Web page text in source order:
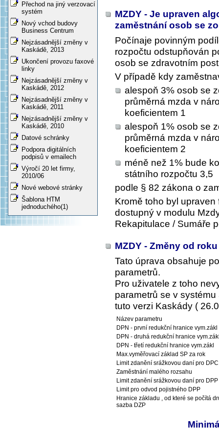
Přechod na jiný verzovací
systém
Nový vchod budovy
Business Centrum
Nejzásadnější změny v
Kaskádě, 2013
Ukončení provozu faxové
linky
Nejzásadnější změny v
Kaskádě, 2012
Nejzásadnější změny v
Kaskádě, 2011
Nejzásadnější změny v
Kaskádě, 2010
Datové schránky
Podpora digitálních
podpisů v emailech
Výročí 20 let firmy,
2010/06
Nové webové stránky
Šablona HTM
jednoduchého(1)
MZDY - Je upraven
zaměstnání osob se
Počínaje povinným
rozpočtu odstupňován
osob se zdravotním
V případě kdy
alespoň 3% osob se
průměrná mzda v
koeficientem 1
alespoň 1% osob se
průměrná mzda v
koeficientem 2
méně než 1% bude
státního rozpočtu 3,5
podle § 82 zákona o
Kromě toho byl
dostupný v modulu
Rekapitulace / Sumáře
MZDY - Změny od
Tato úprava obsahuje
parametrů.
Pro uživatele z toho
parametrů se v
tuto verzi Kaskády (
Název parametru
DPN - první redukční hranice vym.zákl
DPN - druhá redukční hranice
DPN - třetí redukční hranice vym.zákl
Max.vyměřovací základ SP za rok
Limit zdanění srážkovou daní pro DPC
Zaměstnání malého rozsahu
Limit zdanění srážkovou daní pro DPP
Limit pro odvod pojistného DPP
Hranice základu , od které se počítá
sazba DZP